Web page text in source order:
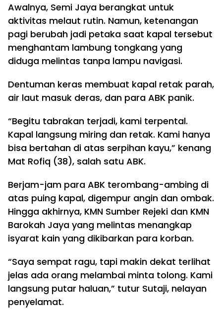
Awalnya, Semi Jaya berangkat untuk
aktivitas melaut rutin. Namun, ketenangan
pagi berubah jadi petaka saat kapal tersebut
menghantam lambung tongkang yang
diduga melintas tanpa lampu navigasi.
Dentuman keras membuat kapal retak parah,
air laut masuk deras, dan para ABK panik.
“Begitu tabrakan terjadi, kami terpental.
Kapal langsung miring dan retak. Kami hanya
bisa bertahan di atas serpihan kayu,” kenang
Mat Rofiq (38), salah satu ABK.
Berjam-jam para ABK terombang-ambing di
atas puing kapal, digempur angin dan ombak.
Hingga akhirnya, KMN Sumber Rejeki dan KMN
Barokah Jaya yang melintas menangkap
isyarat kain yang dikibarkan para korban.
“Saya sempat ragu, tapi makin dekat terlihat
jelas ada orang melambai minta tolong. Kami
langsung putar haluan,” tutur Sutaji, nelayan
penyelamat.